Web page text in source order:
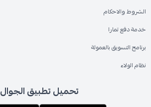
الشروط والاحكام
خدمة دفع تمارا
برنامج التسويق بالعمولة
نظام الولاء
تحميل تطبيق الجوال